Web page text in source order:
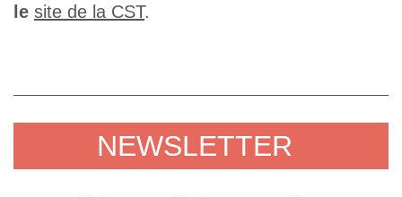
le site de la CST.
NEWSLETTER